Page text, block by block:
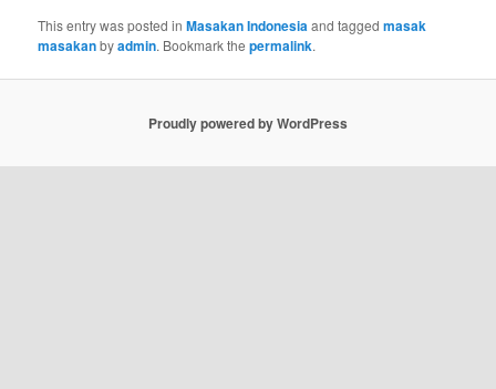
This entry was posted inMasakan Indonesia and taggedmasak
masakanbyadmin. Bookmark thepermalink.
Proudly powered by WordPress